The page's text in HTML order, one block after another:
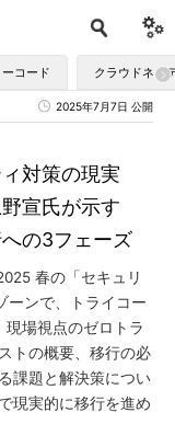
コード クラウドネイ
2025年7月7日 公開
対策の現実
宣氏が示す
の3フェーズ
春の「セキュリ
ーンで、トライコー
場視点のゼロトラ
トの概要、移行の必
課題と解決策につい
現実的に移行を進め